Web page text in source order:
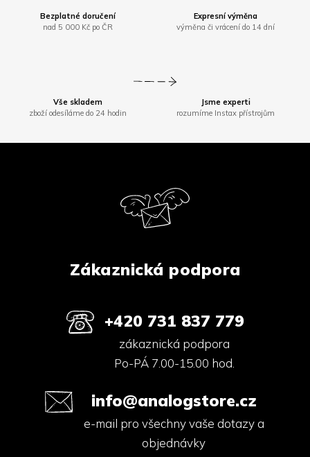
Bezplatné doručení
nad 5 000 Kč po ČR
Expresní výměna
výměna či vrácení do 14 dní
Vše skladem
zboží odesíláme do 24 hodin
Jsme experti
rozumíme Instax přístrojům
Zákaznická podpora
+420 731 837 779
zákaznická podpora
Po-PÁ 7.00-15.00 hod.
info@analogstore.cz
e-mail pro všechny vaše dotazy a
objednávky